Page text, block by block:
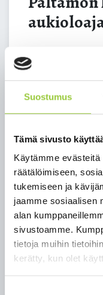
Suostumus
Tämä sivusto
Käytämme
räätälöimiseen,
tukemiseen ja
jaamme sosiaalisen
alan
sivustoamme.
tietoja muihin
kerätty, kun olet